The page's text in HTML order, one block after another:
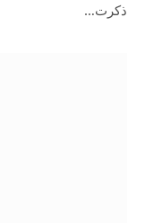
ذكرت…